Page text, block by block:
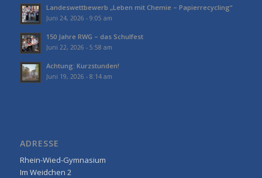
Landeswettbewerb „Leben mit Chemie – Papierrecycling“
Juni 24, 2026 - 9:05 am
150 Jahre RWG – das Schulfest
Juni 22, 2026 - 5:58 am
Achtung: Kurzstunden!
Juni 19, 2026 - 8:14 am
ADRESSE
Rhein-Wied-Gymnasium
Im Weidchen 2